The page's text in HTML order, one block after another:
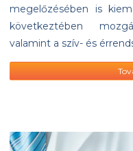
megelőzésében is
következtében
valamint a szív- és